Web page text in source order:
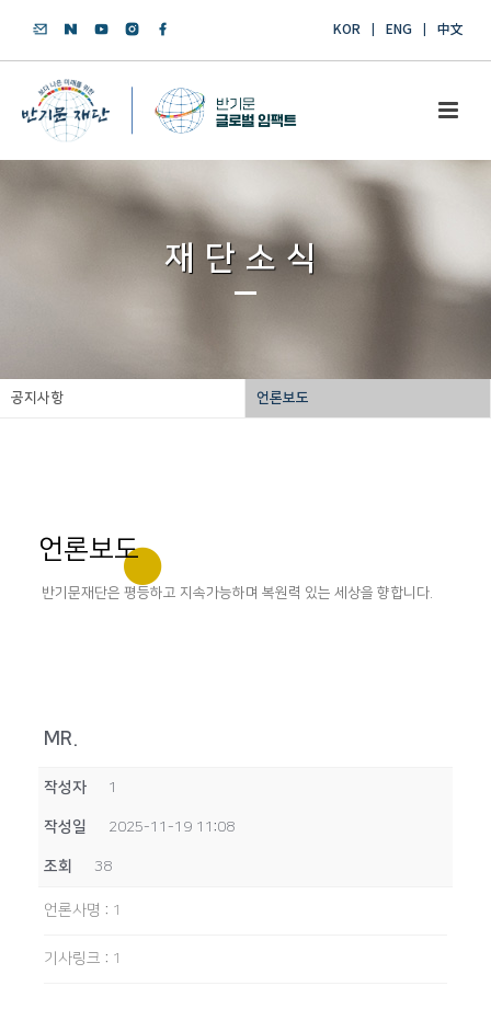
KOR ENG 中文
재단소식
공지사항 언론보도
언론보도
반기문재단은 평등하고 지속가능하며 복원력 있는 세상을 향합니다.
MR.
작성자 1
작성일 2025-11-19 11:08
조회 38
언론사명 : 1
기사링크 : 1